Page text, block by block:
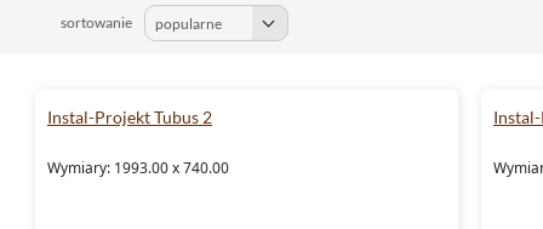
komponują się zarówno z klasycznymi, jak
dominujących kolorach, takich jak biały
co pozwala na jeszcze większą
sortowanie
Instal-Projekt Tubus 2
Wymiary: 1993.00 x 740.00